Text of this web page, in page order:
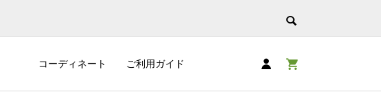
コーディネート ご利用ガイド